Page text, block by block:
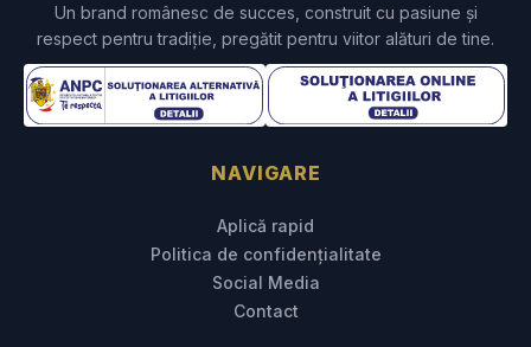
Un brand românesc de succes, construit cu pasiune și
respect pentru tradiție, pregătit pentru viitor alături de tine.
NAVIGARE
Aplică rapid
Politica de confidențialitate
Social Media
Contact